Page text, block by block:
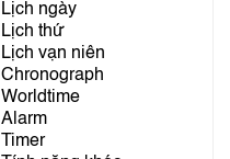
Lịch ngày
Lịch thứ
Lịch vạn niên
Chronograph
Worldtime
Alarm
Timer